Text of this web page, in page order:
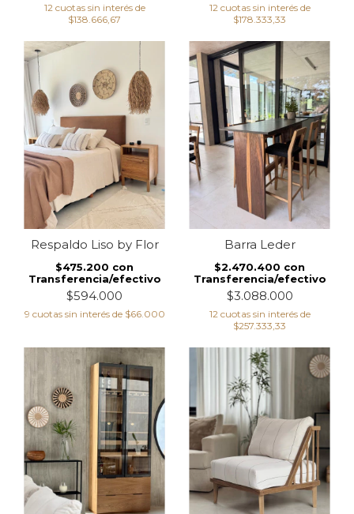
12 cuotas sin interés de
$138.666,67
12 cuotas sin interés de
$178.333,33
Respaldo Liso by Flor
$594.000
$475.200 con
Transferencia/efectivo
9 cuotas sin interés de $66.000
Barra Leder
$3.088.000
$2.470.400 con
Transferencia/efectivo
12 cuotas sin interés de
$257.333,33